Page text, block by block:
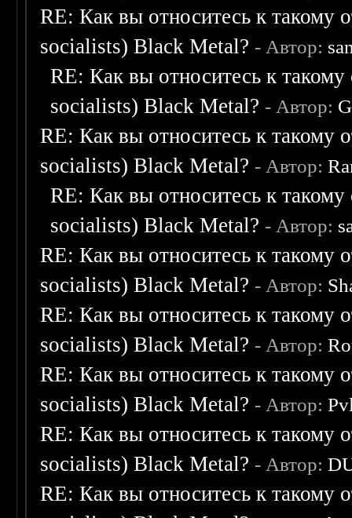
RE: Как вы относитесь к такому
socialists) Black Metal? - Автор:
RE: Как вы относитесь к
socialists) Black Metal? - Автор:
RE: Как вы относитесь к такому
socialists) Black Metal? - Автор:
RE: Как вы относитесь к
socialists) Black Metal? - Автор:
RE: Как вы относитесь к такому
socialists) Black Metal? - Автор:
RE: Как вы относитесь к такому
socialists) Black Metal? - Автор:
RE: Как вы относитесь к такому
socialists) Black Metal? - Автор:
RE: Как вы относитесь к такому
socialists) Black Metal? - Автор:
RE: Как вы относитесь к такому